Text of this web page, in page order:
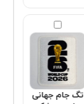
تگ جام جهانی